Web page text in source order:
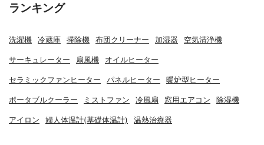
ランキング
洗濯機 冷蔵庫 掃除機 布団クリーナー 加湿器 空気清浄機
サーキュレーター 扇風機 オイルヒーター
セラミックファンヒーター パネルヒーター 暖炉型ヒーター
ポータブルクーラー ミストファン 冷風扇 窓用エアコン 除湿機
アイロン 婦人体温計(基礎体温計) 温熱治療器